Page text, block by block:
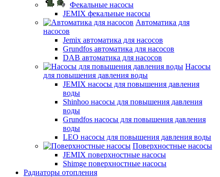
Фекальные насосы
JEMIX фекальные насосы
Автоматика для
насосов
Jemix автоматика для насосов
Grundfos автоматика для насосов
DAB автоматика для насосов
Насосы
для повышения давления воды
JEMIX насосы для повышения давления
воды
Shinhoo насосы для повышения давления
воды
Grundfos насосы для повышения давления
воды
LEO насосы для повышения давления воды
Поверхностные насосы
JEMIX поверхностные насосы
Shimge поверхностные насосы
Радиаторы отопления